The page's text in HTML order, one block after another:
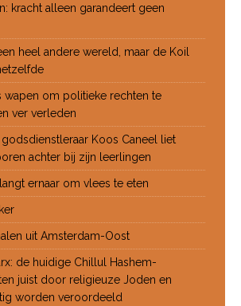
kracht alleen garandeert geen
heel andere wereld, maar de Koil
wapen om politieke rechten te
ver verleden
Koos Caneel liet
achter bij zijn leerlingen
ernaar om vlees te eten
uit Amsterdam-Oost
de huidige Chillul Hashem-
juist door religieuze Joden en
worden veroordeeld